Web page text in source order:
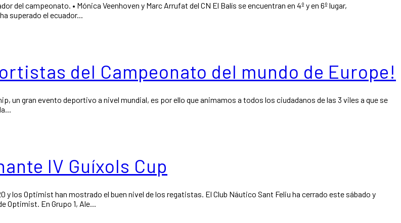
del campeonato. • Mónica Veenhoven y Marc Arrufat del CN El Balís se encuentran en 4º y en 6º lugar,
superado el ecuador...
del Campeonato del mundo de Europe!
un gran evento deportivo a nivel mundial, es por ello que animamos a todos los ciudadanos de las 3 viles a que se
IV Guíxols Cup
los Optimist han mostrado el buen nivel de los regatistas. El Club Náutico Sant Feliu ha cerrado este sábado y
Optimist. En Grupo 1, Ale...